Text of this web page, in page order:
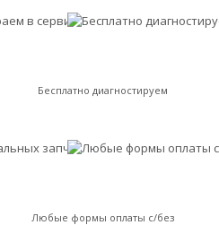
Бесплатно диагностируем
Любые формы оплаты с/без